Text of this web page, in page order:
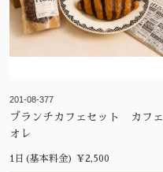
201-08-377
ブランチカフェセット カフェ
オレ
1日(基本料金) ¥2,500